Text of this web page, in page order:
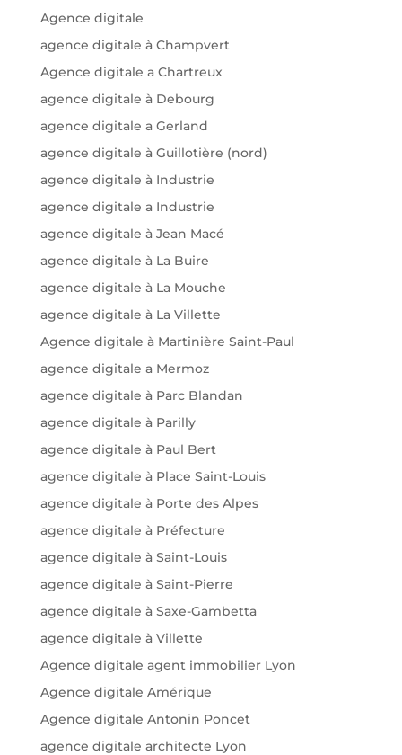
Agence digitale
agence digitale à Champvert
Agence digitale a Chartreux
agence digitale à Debourg
agence digitale a Gerland
agence digitale à Guillotière (nord)
agence digitale à Industrie
agence digitale a Industrie
agence digitale à Jean Macé
agence digitale à La Buire
agence digitale à La Mouche
agence digitale à La Villette
Agence digitale à Martinière Saint-Paul
agence digitale a Mermoz
agence digitale à Parc Blandan
agence digitale à Parilly
agence digitale à Paul Bert
agence digitale à Place Saint-Louis
agence digitale à Porte des Alpes
agence digitale à Préfecture
agence digitale à Saint-Louis
agence digitale à Saint-Pierre
agence digitale à Saxe-Gambetta
agence digitale à Villette
Agence digitale agent immobilier Lyon
Agence digitale Amérique
Agence digitale Antonin Poncet
agence digitale architecte Lyon